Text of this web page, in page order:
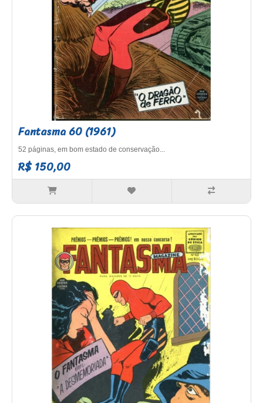
Fantasma 60 (1961)
52 páginas, em bom estado de conservação...
R$ 150,00